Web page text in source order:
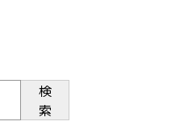
検
索